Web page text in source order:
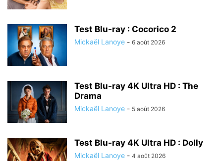
Test Blu-ray : Cocorico 2
Mickaël Lanoye - 6 août 2026
Test Blu-ray 4K Ultra HD : The
Drama
Mickaël Lanoye - 5 août 2026
Test Blu-ray 4K Ultra HD : Dolly
Mickaël Lanoye - 4 août 2026